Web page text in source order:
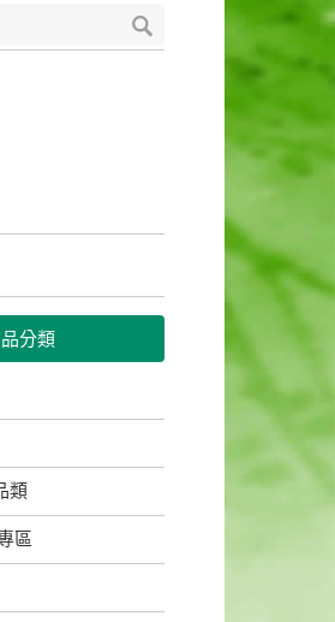
技術，可完整保護您所輸入所有資料之保
分類
類
區